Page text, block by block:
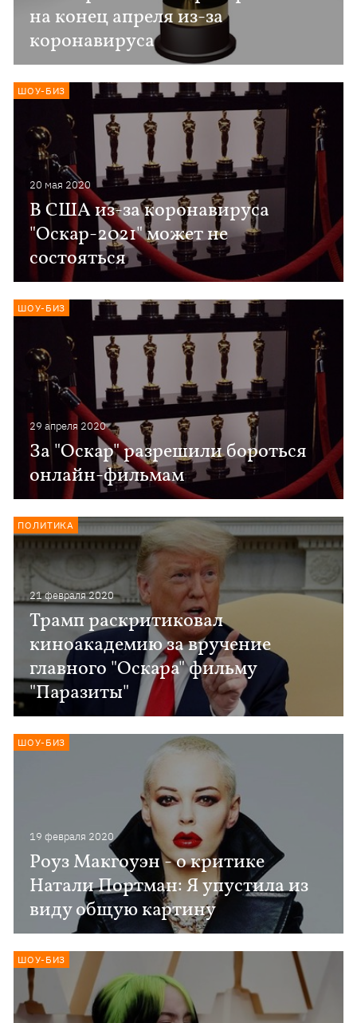
на конец апреля из-за
коронавируса
20 мая 2020
В США из-за коронавируса
"Оскар-2021" может не
состояться
ШОУ-БИЗ
29 апреля 2020
За "Оскар" разрешили бороться
онлайн-фильмам
ШОУ-БИЗ
21 февраля 2020
Трамп раскритиковал
киноакадемию за вручение
главного "Оскара" фильму
"Паразиты"
ПОЛИТИКА
19 февраля 2020
Роуз Макгоуэн - о критике
Натали Портман: Я упустила из
виду общую картину
ШОУ-БИЗ
ШОУ-БИЗ